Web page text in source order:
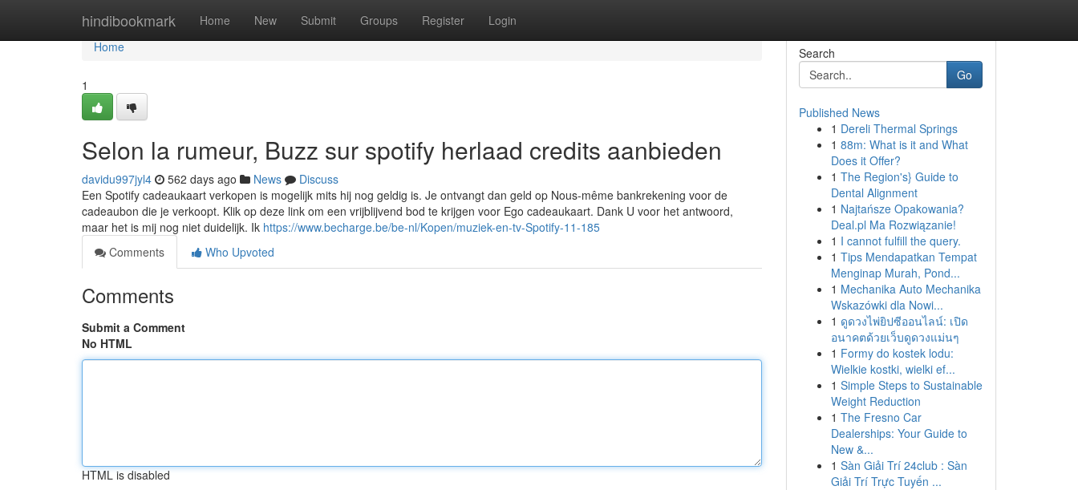
hindibookmark Home New Submit Groups Register Login
Home
Home
1
Selon la rumeur, Buzz sur spotify herlaad credits aanbieden
davidu997jyl4 562 days ago News
Discuss
Een Spotify cadeaukaart verkopen is mogelijk mits hij nog geldig is. Je ontvangt dan geld op Nous-même bankrekening voor de
cadeaubon die je verkoopt. Klik op deze link om een vrijblijvend bod te krijgen voor Ego cadeaukaart. Dank U voor het antwoord,
maar het is mij nog niet duidelijk. Ik https://www.becharge.be/be-nl/Kopen/muziek-en-tv-Spotify-11-185
Comments
Who Upvoted
Comments
Submit a Comment
No HTML
HTML is disabled
Search
Go
Published News
1 Dereli Thermal Springs
1 88m: What is it and What
Does it Offer?
1 The Region's} Guide to
Dental Alignment
1 Najtańsze Opakowania?
Deal.pl Ma Rozwiązanie!
1 I cannot fulfill the query.
1 Tips Mendapatkan Tempat
Menginap Murah, Pond...
1 Mechanika Auto Mechanika
Wskazówki dla Nowi...
1 ดูดวงไพ่ยิปซีออนไลน์: เปิด
อนาคตด้วยเว็บดูดวงแม่นๆ
1 Formy do kostek lodu:
Wielkie kostki, wielki ef...
1 Simple Steps to Sustainable
Weight Reduction
1 The Fresno Car
Dealerships: Your Guide to
New &...
1 Sàn Giải Trí 24club : Sàn
Giải Trí Trực Tuyến ...